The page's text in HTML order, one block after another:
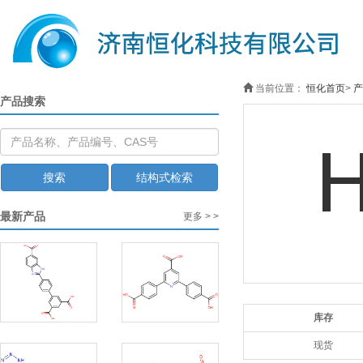
产品搜索
搜索 结构式检索
最新产品 更多 > >
当前位置：恒化首页>
库存
现货